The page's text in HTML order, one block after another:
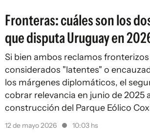
Fronteras: cuáles son los
que disputa Uruguay en
Si bien ambos reclamos
considerados "latentes" o
los márgenes diplomáticos, el
cobrar relevancia en junio de 2025
construcción del Parque Eólico
12 de mayo 2026 10:03 hs